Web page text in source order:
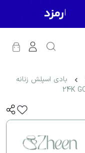
بادی اسپلش زنانه